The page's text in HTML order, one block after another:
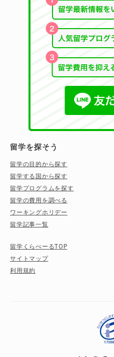
留学を探そう
留学の目的から探す
留学する国から探す
留学プログラムを探す
留学の費用を調べる
ワーキングホリデー
留学記事一覧
留学くらべーるTOP
サイトマップ
利用規約